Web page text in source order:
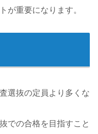
が重要になります。
選抜の定員より多くな
での合格を目指すこと